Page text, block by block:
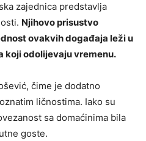
zajednica predstavlja
Njihovo prisustvo
ovakvih događaja leži u
koji odolijevaju vremenu.
, čime je dodatno
ličnostima. Iako su
sa domaćinima bila
goste.